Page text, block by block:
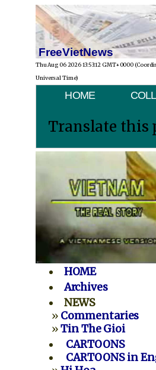
FreeVietNews
Thu Aug 06 2026 13:53:12 GMT+0000
Universal Time)
HOME
Translate this
HOME
Archives
NEWS
» Commentaries
»Tin The Gioi
CARTOONS
CARTOONS in